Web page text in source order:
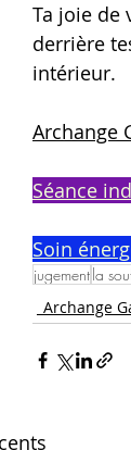
Ta joie de
derrière
intérieur.
Archange
Séance
Soin
jugementla
_Archange